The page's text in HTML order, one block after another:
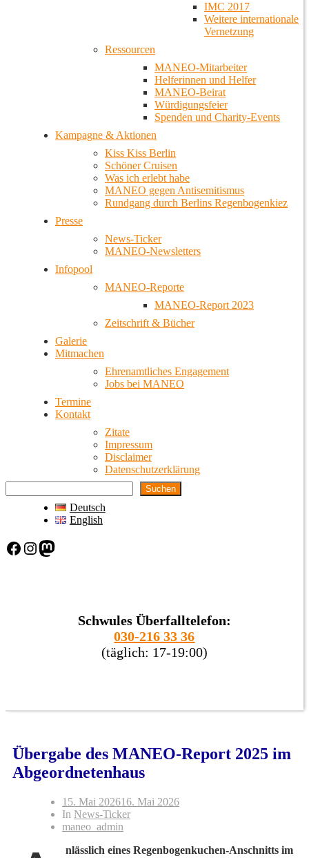
IMC 2017
Weitere internationale
Vernetzung
Ressourcen
MANEO-Mitarbeiter
Helferinnen und Helfer
MANEO-Beirat
Würdigungsfeier
Spenden und Charity-Events
Kampagne & Aktionen
Kiss Kiss Berlin
Schöner Cruisen
Was ich erlebt habe
MANEO gegen Antisemitismus
Rundgang durch Berlins Regenbogenkiez
Presse
News-Ticker
MANEO-Newsletters
Infopool
MANEO-Reporte
MANEO-Report 2023
Zeitschrift & Bücher
Galerie
Mitmachen
Ehrenamtliches Engagement
Jobs bei MANEO
Termine
Kontakt
Zitate
Impressum
Disclaimer
Datenschutzerklärung
Suchen
Deutsch
English
Facebook Instagram Mastodon
Schwules Überfalltelefon:
030-216 33 36
(täglich: 17-19:00)
Übergabe des MANEO-Report 2025 im
Abgeordnetenhaus
15. Mai 202616. Mai 2026
In News-Ticker
maneo_admin
nlässlich eines Regenbogenkuchen-Anschnitts im